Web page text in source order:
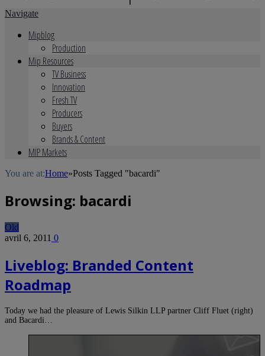
Navigate
Mipblog
Production
Mip Resources
TV Business
Innovation
Fresh TV
Producers
Buyers
Brands & Content
MIP Markets
You are at:Home»Posts Tagged "bacardi"
Browsing: bacardi
Old
avril 6, 2011 0
Liveblog: Branded Content
Roadmap
Today we had the pleasure of Lewis Silkin LLP partner Cliff Fluet (right)
and Bacardi…